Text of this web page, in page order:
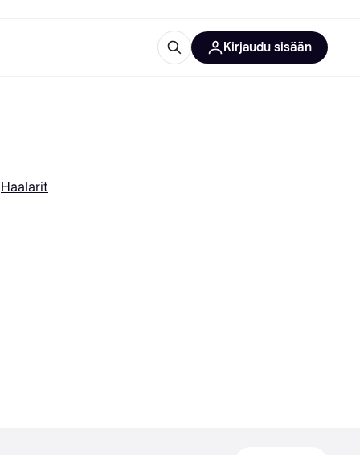
Kirjaudu sisään
Haalarit